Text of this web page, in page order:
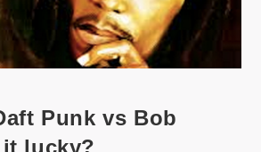
Punk vs Bob